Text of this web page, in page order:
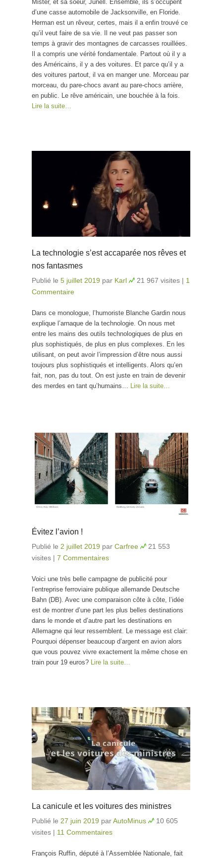
Mister, et sa soeur, Junell. Ensemble, ils s’occupent
d’une casse automobile de Jacksonville, en Floride.
Herman est un rêveur, certes, mais il a enfin trouvé ce
qu’il veut faire de sa vie. Il ne veut pas passer son
temps à gravir des montagnes de carcasses rouillées.
Il a compris une vérité fondamentale. Partout où il y a
des Américains, il y a des voitures. Et parce qu’il y a
des voitures partout, il va en manger une. Morceau par
morceau, du pare-chocs avant au pare-chocs arrière,
en public. Le rêve américain, une bouchée à la fois.
Lire la suite…
La technologie s’est accaparée nos rêves et
nos fantasmes
Publié le 5 juillet 2019 par Karl 21 967 visites | 1
Commentaire
Dans ce monologue, l’humoriste Blanche Gardin nous
explique l’arnaque de la technologie. On nous met
entre les mains des outils technologiques de plus en
plus sophistiqués, de plus en plus complexes. En les
utilisant, on peut avoir l’impression d’être nous aussi
toujours plus sophistiqués et intelligents. Alors qu’en
fait, non, pas du tout. On est juste en train de devenir
des merdes en tant qu’humains… Lire la suite…
Évitez l’avion !
Publié le 2 juillet 2019 par Carfree
21 553
visites | 7 Commentaires
Voici une très belle campagne de publicité pour
l’entreprise ferroviaire publique allemande Deutsche
Bahn (DB). Avec une comparaison côte à côte, l’idée
est de montrer d’une part les plus belles destinations
dans le monde et d’autre part les destinations en
Allemagne qui leur ressemblent. Le message est clair:
Pourquoi dépenser beaucoup d’argent en avion alors
que vous pouvez vivre exactement la même chose en
train pour 19 euros?
Lire la suite…
La canicule et les voitures des ministres
Publié le 27 juin 2019 parAutoMinus
10 605
visites | 11 Commentaires
François Ruffin, député à l’Assemblée Nationale, fait